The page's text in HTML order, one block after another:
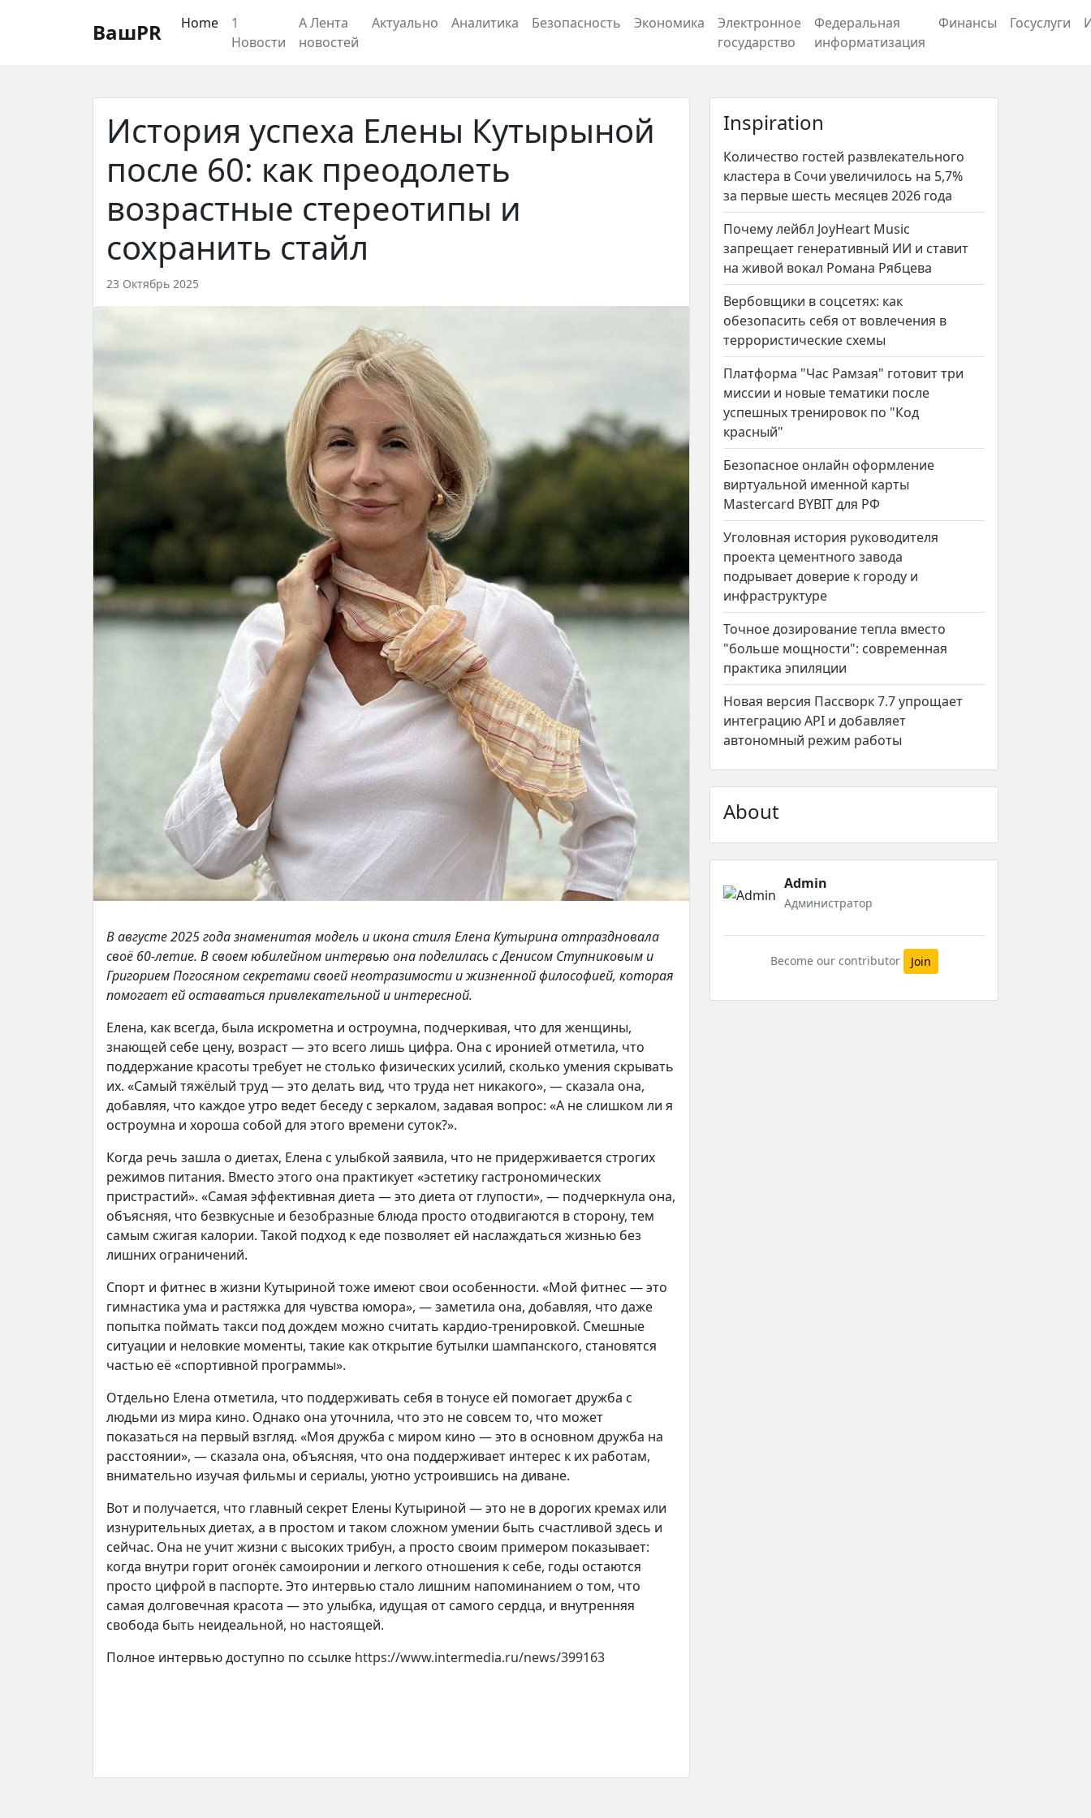
Восстановление пароля
ВашPR Home
1
Новости
А Лента
новостей
Актуально Аналитика Безопасность Экономика
Электронное
государство
Федеральная
информатизация
Финансы Госуслуги
История успеха Елены Кутырыной
после 60: как преодолеть
возрастные стереотипы и
сохранить стайл
23 Октябрь 2025
В августе 2025 года знаменитая модель и икона стиля Елена Кутырина отпраздновала
своё 60-летие. В своем юбилейном интервью она поделилась с Денисом Ступниковым и
Григорием Погосяном секретами своей неотразимости и жизненной философией, которая
помогает ей оставаться привлекательной и интересной.
Елена, как всегда, была искрометна и остроумна, подчеркивая, что для женщины,
знающей себе цену, возраст — это всего лишь цифра. Она с иронией отметила, что
поддержание красоты требует не столько физических усилий, сколько умения скрывать
их. «Самый тяжёлый труд — это делать вид, что труда нет никакого», — сказала она,
добавляя, что каждое утро ведет беседу с зеркалом, задавая вопрос: «А не слишком ли я
остроумна и хороша собой для этого времени суток?».
Когда речь зашла о диетах, Елена с улыбкой заявила, что не придерживается строгих
режимов питания. Вместо этого она практикует «эстетику гастрономических
пристрастий». «Самая эффективная диета — это диета от глупости», — подчеркнула она,
объясняя, что безвкусные и безобразные блюда просто отодвигаются в сторону, тем
самым сжигая калории. Такой подход к еде позволяет ей наслаждаться жизнью без
лишних ограничений.
Спорт и фитнес в жизни Кутыриной тоже имеют свои особенности. «Мой фитнес — это
гимнастика ума и растяжка для чувства юмора», — заметила она, добавляя, что даже
попытка поймать такси под дождем можно считать кардио-тренировкой. Смешные
ситуации и неловкие моменты, такие как открытие бутылки шампанского, становятся
частью её «спортивной программы».
Отдельно Елена отметила, что поддерживать себя в тонусе ей помогает дружба с
людьми из мира кино. Однако она уточнила, что это не совсем то, что может
показаться на первый взгляд. «Моя дружба с миром кино — это в основном дружба на
расстоянии», — сказала она, объясняя, что она поддерживает интерес к их работам,
внимательно изучая фильмы и сериалы, уютно устроившись на диване.
Вот и получается, что главный секрет Елены Кутыриной — это не в дорогих кремах или
изнурительных диетах, а в простом и таком сложном умении быть счастливой здесь и
сейчас. Она не учит жизни с высоких трибун, а просто своим примером показывает:
когда внутри горит огонёк самоиронии и легкого отношения к себе, годы остаются
просто цифрой в паспорте. Это интервью стало лишним напоминанием о том, что
самая долговечная красота — это улыбка, идущая от самого сердца, и внутренняя
свобода быть неидеальной, но настоящей.
Полное интервью доступно по ссылке https://www.intermedia.ru/news/399163
Inspiration
Количество гостей развлекательного
кластера в Сочи увеличилось на 5,7%
за первые шесть месяцев 2026 года
Почему лейбл JoyHeart Music
запрещает генеративный ИИ и ставит
на живой вокал Романа Рябцева
Вербовщики в соцсетях: как
обезопасить себя от вовлечения в
террористические схемы
Платформа "Час Рамзая" готовит три
миссии и новые тематики после
успешных тренировок по "Код
красный"
Безопасное онлайн оформление
виртуальной именной карты
Mastercard BYBIT для РФ
Уголовная история руководителя
проекта цементного завода
подрывает доверие к городу и
инфраструктуре
Точное дозирование тепла вместо
"больше мощности": современная
практика эпиляции
Новая версия Пассворк 7.7 упрощает
интеграцию API и добавляет
автономный режим работы
About
Admin
Администратор
Become our contributor Join